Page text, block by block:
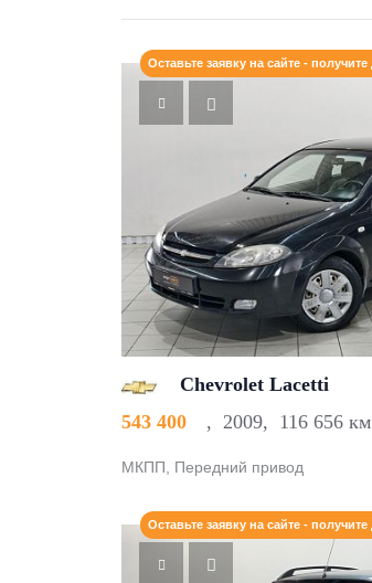
Оставьте заявку на сайте -
Chevrolet Lacetti
543 400
, 2009, 116 656 км
МКПП, Передний привод
Оставьте заявку на сайте -